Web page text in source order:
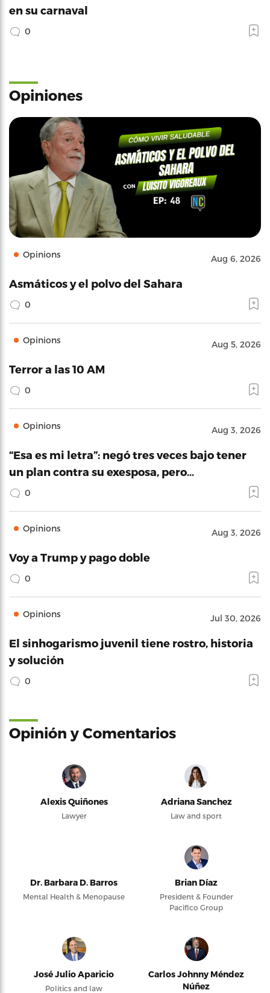
en su carnaval
0
Opiniones
Opinions Aug 6, 2026
Asmáticos y el polvo del Sahara
0
Opinions Aug 5, 2026
Terror a las 10 AM
0
Opinions Aug 3, 2026
“Esa es mi letra”: negó tres veces bajo tener
un plan contra su exesposa, pero…
0
Opinions Aug 3, 2026
Voy a Trump y pago doble
0
Opinions Jul 30, 2026
El sinhogarismo juvenil tiene rostro, historia
y solución
0
Opinión y Comentarios
Alexis Quiñones
Lawyer
Adriana Sanchez
Law and sport
Dr. Barbara D. Barros
Mental Health & Menopause
Brian Díaz
President & Founder
Pacifico Group
José Julio Aparicio
Politics and law
Carlos Johnny Méndez
Núñez